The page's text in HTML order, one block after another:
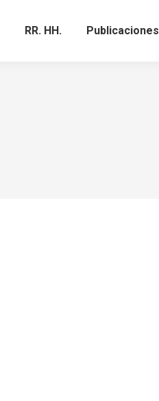
RR. HH. Publicaciones